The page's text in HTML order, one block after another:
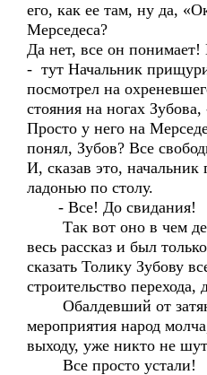
его, как ее там, ну да,
Мерседеса?
Да нет, все он
- тут Начальник
посмотрел на
стояния на ногах
Просто у него на
понял, Зубов? Все
И, сказав это, начальник
ладонью по столу.
- Все! До свидания!
Так вот оно в чем
весь рассказ и был
сказать Толику Зубову
строительство перехода,
Обалдевший от
мероприятия народ
выходу, уже никто не
Все просто устали!